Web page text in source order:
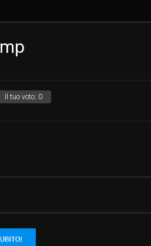
Il tuo voto: 0